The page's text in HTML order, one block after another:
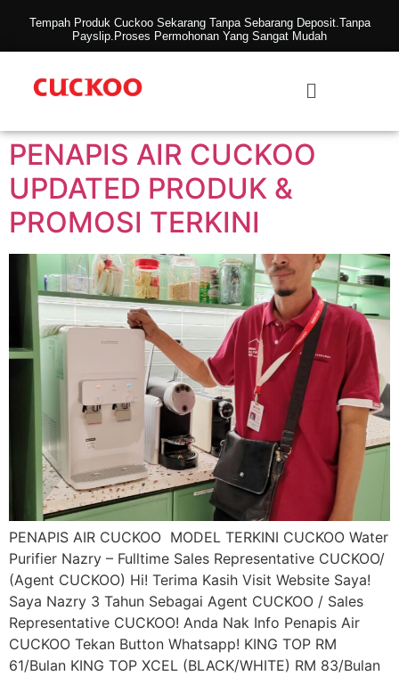
Tempah Produk Cuckoo Sekarang Tanpa Sebarang Deposit.Tanpa
Payslip.Proses Permohonan Yang Sangat Mudah
PENAPIS AIR CUCKOO
UPDATED PRODUK &
PROMOSI TERKINI
PENAPIS AIR CUCKOO MODEL TERKINI CUCKOO Water
Purifier Nazry – Fulltime Sales Representative CUCKOO/
(Agent CUCKOO) Hi! Terima Kasih Visit Website Saya!
Saya Nazry 3 Tahun Sebagai Agent CUCKOO / Sales
Representative CUCKOO! Anda Nak Info Penapis Air
CUCKOO Tekan Button Whatsapp! KING TOP RM
61/Bulan KING TOP XCEL (BLACK/WHITE) RM 83/Bulan